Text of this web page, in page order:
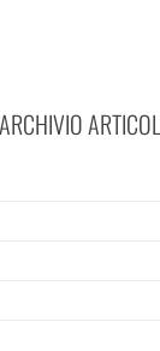
ARCHIVIO